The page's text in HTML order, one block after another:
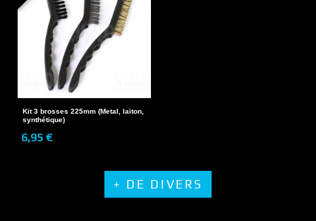
Kit 3 brosses 225mm (Metal, laiton,
synthétique)
6,95 €
+ DE DIVERS